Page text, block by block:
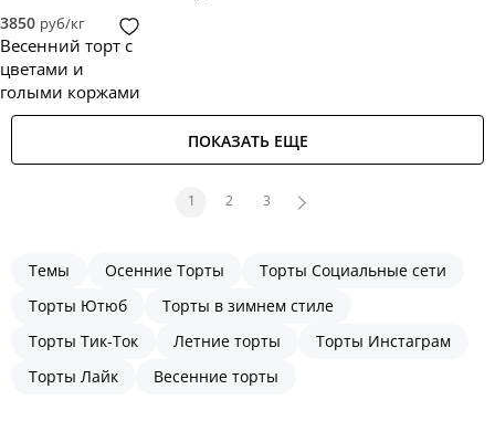
3850 руб/кг
Весенний торт с
цветами и
голыми коржами
ПОКАЗАТЬ ЕЩЕ
1 2 3
Темы Осенние Торты
Торты Социальные сети
Торты Ютюб
Торты в зимнем стиле
Торты Тик-Ток
Летние торты
Торты Инстаграм
Торты Лайк
Весенние торты